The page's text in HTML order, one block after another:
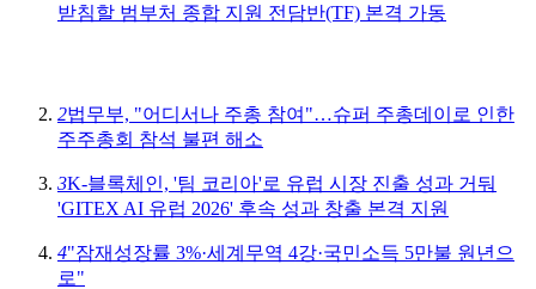
받침할 범부처 종합 지원 전담반(TF) 본격 가동
2법무부, "어디서나 주총 참여"…슈퍼 주총데이로 인한
주주총회 참석 불편 해소
3K-블록체인, '팀 코리아'로 유럽 시장 진출 성과 거둬
'GITEX AI 유럽 2026' 후속 성과 창출 본격 지원
4"잠재성장률 3%·세계무역 4강·국민소득 5만불 원년으
로"